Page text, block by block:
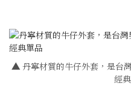
▲ 丹寧材質的牛仔外套，是台
經